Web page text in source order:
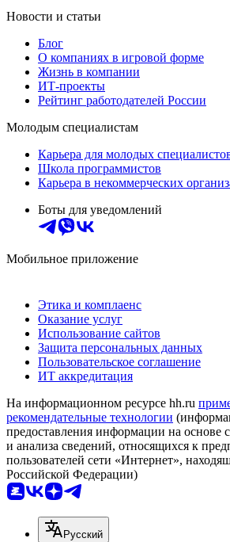
Новости и статьи
Блог
О компаниях в игровой форме
Жизнь в компании
ИТ-проекты
Рейтинг работодателей России
Молодым специалистам
Карьера для молодых
Школа программистов
Карьера в некоммерческих
Боты для уведомлений
Мобильное приложение
Этика и комплаенс
Оказание услуг
Использование сайтов
Защита персональных данных
Пользовательское соглашение
ИТ аккредитация
На информационном ресурсе hh.ru
рекомендательные технологии
предоставления информации на основе
и анализа сведений, относящихся к
пользователей сети «Интернет»,
Российской Федерации)
Русский